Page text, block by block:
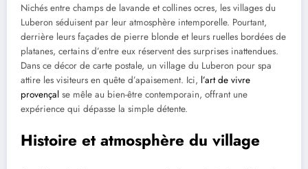
Nichés entre champs de lavande et collines ocres, les villages du
Luberon séduisent par leur atmosphère intemporelle. Pourtant,
derrière leurs façades de pierre blonde et leurs ruelles bordées de
platanes, certains d’entre eux réservent des surprises inattendues.
Dans ce décor de carte postale, un village du Luberon pour spa
attire les visiteurs en quête d’apaisement. Ici, l’art de vivre
provençal se mêle au bien-être contemporain, offrant une
expérience qui dépasse la simple détente.
Histoire et atmosphère du village